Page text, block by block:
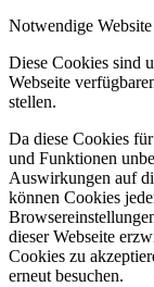
Notwendige
Diese Cookies sind
Webseite
stellen.
Da diese Cookies
und Funktionen
Auswirkungen auf
können Cookies
dieser Webseite
Cookies zu
erneut besuchen.